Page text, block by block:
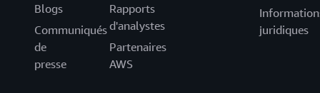
Blogs
Communiqués
de
presse
Rapports
d'analystes
Partenaires
AWS
juridiques